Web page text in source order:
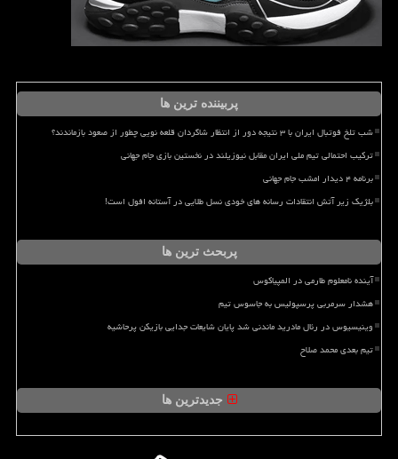
پربیننده ترین ها
شب تلخ فوتبال ایران با ۳ نتیجه دور از انتظار شاگردان قلعه نویی چطور از صعود بازماندند؟
ترکیب احتمالی تیم ملی ایران مقابل نیوزیلند در نخستین بازی جام جهانی
برنامه ۴ دیدار امشب جام جهانی
بلژیک زیر آتش انتقادات رسانه های خودی نسل طلایی در آستانه افول است!
پربحث ترین ها
آینده نامعلوم طارمی در المپیاکوس
هشدار سرمربی پرسپولیس به جاسوس تیم
وینیسیوس در رئال مادرید ماندنی شد پایان شایعات جدایی بازیکن پرحاشیه
تیم بعدی محمد صلاح
جدیدترین ها